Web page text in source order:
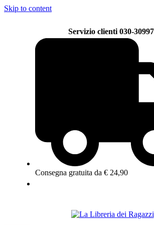
Skip to content
Servizio clienti 030-
Consegna gratuita da € 24,90